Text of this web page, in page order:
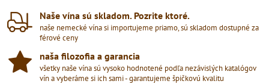
Naše vína sú skladom​. Pozrite ktoré​.
naše nemecké vína si importujeme priamo, sú skladom dostupné za
férové ceny
naša filozofia a garancia
všetky naše vína sú vysoko hodnotené podľa nezávislých katalógov
vín a vyberáme si ich sami - garantujeme špičkovú kvalitu